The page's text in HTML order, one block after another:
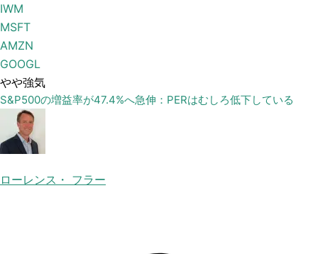
IWM
MSFT
AMZN
GOOGL
やや強気
S&P500の増益率が47.4%へ急伸：PERはむしろ低下している
ローレンス・ フラー